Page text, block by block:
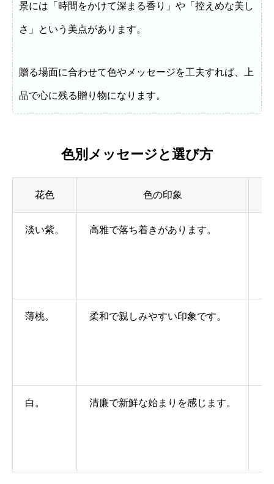
景には「時間をかけて深まる香り」や「控えめな美し
さ」という美点があります。
贈る場面に合わせて色やメッセージを工夫すれば、上
品で心に残る贈り物になります。
色別メッセージと選び方
花色 色の印象
淡い紫。 高雅で落ち着きがあります。
薄桃。 柔和で親しみやすい印象です。
白。 清廉で新鮮な始まりを感じます。